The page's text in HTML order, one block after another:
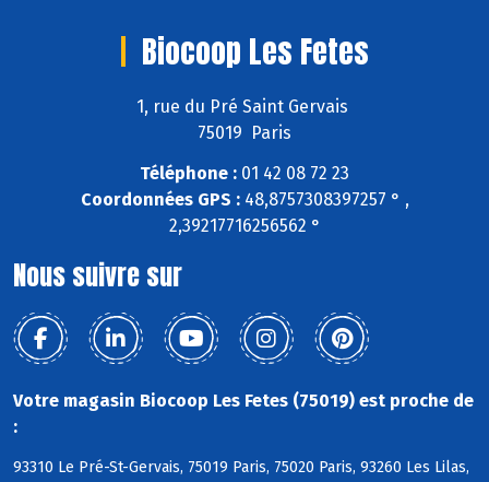
Biocoop Les Fetes
1, rue du Pré Saint Gervais
75019 Paris
Téléphone : 01 42 08 72 23
Coordonnées GPS :48,8757308397257 ° ,
2,39217716256562 °
Nous suivre sur
Votre magasin Biocoop Les Fetes (75019) est proche de
:
93310 Le Pré-St-Gervais, 75019 Paris, 75020 Paris, 93260 Les Lilas,